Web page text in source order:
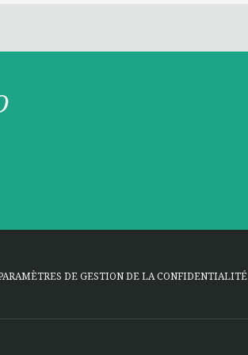
DE GESTION DE LA CONFIDENTIALITÉ